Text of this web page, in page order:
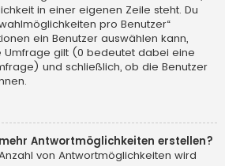
in einer eigenen Zeile steht. Du
pro Benutzer“
ein Benutzer auswählen kann,
Umfrage gilt (0 bedeutet dabei eine
und schließlich, ob die Benutzer
Antwortmöglichkeiten erstellen?
von Antwortmöglichkeiten wird